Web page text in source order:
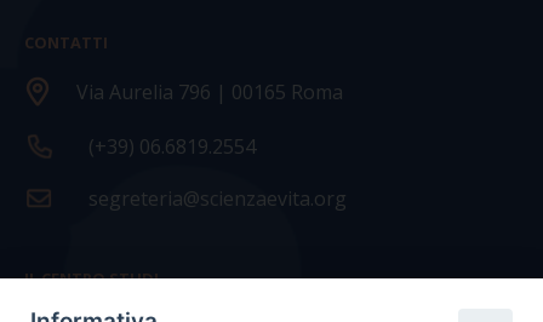
CONTATTI
Via Aurelia 796 | 00165 Roma
(+39) 06.6819.2554
segreteria@scienzaevita.org
IL CENTRO STUDI